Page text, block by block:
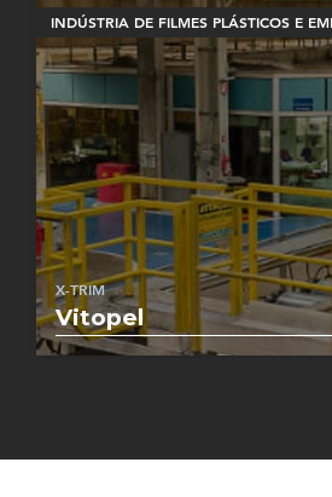
INDÚSTRIA DE FILMES PLÁSTICOS E
X-TRIM
Vitopel